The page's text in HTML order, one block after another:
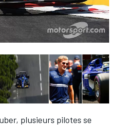
plusieurs pilotes se